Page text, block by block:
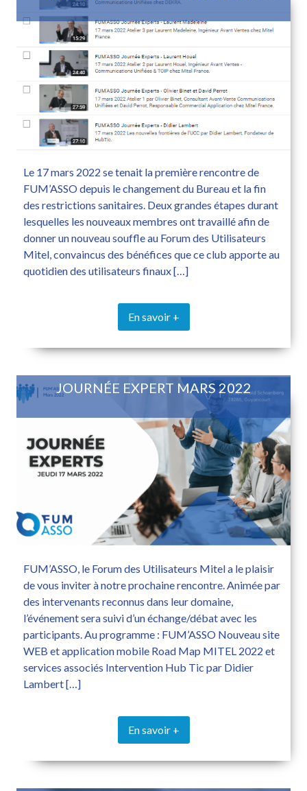
Le 17 mars 2022 se tenait la première rencontre de
FUM’ASSO depuis le changement du Bureau et la fin
des restrictions sanitaires. Deux grandes étapes durant
lesquelles les nouveaux membres ont travaillé afin de
donner un nouveau souffle au Forum des Utilisateurs
Mitel, convaincus des bénéfices que ce club apporte au
quotidien des utilisateurs finaux […]
En savoir +
JOURNÉE EXPERT MARS 2022
FUM’ASSO, le Forum des Utilisateurs Mitel a le plaisir
de vous inviter à notre prochaine rencontre. Animée par
des intervenants reconnus dans leur domaine,
l’événement sera suivi d’un échange/débat avec les
participants. Au programme : FUM’ASSO Nouveau site
WEB et application mobile Road Map MITEL 2022 et
services associés Intervention Hub Tic par Didier
Lambert […]
En savoir +